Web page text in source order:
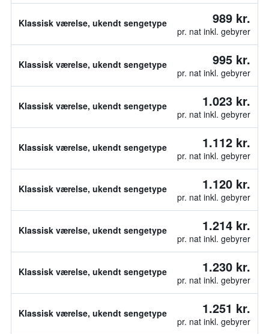
Klassisk værelse, ukendt sengetype 989 kr.
pr. nat inkl. gebyrer
Klassisk værelse, ukendt sengetype 995 kr.
pr. nat inkl. gebyrer
Klassisk værelse, ukendt sengetype 1.023 kr.
pr. nat inkl. gebyrer
Klassisk værelse, ukendt sengetype 1.112 kr.
pr. nat inkl. gebyrer
Klassisk værelse, ukendt sengetype 1.120 kr.
pr. nat inkl. gebyrer
Klassisk værelse, ukendt sengetype 1.214 kr.
pr. nat inkl. gebyrer
Klassisk værelse, ukendt sengetype 1.230 kr.
pr. nat inkl. gebyrer
Klassisk værelse, ukendt sengetype 1.251 kr.
pr. nat inkl. gebyrer